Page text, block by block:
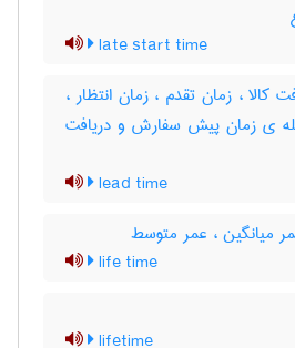
late start time
کالا ، زمان تقدم ، زمان انتظار ،
ی زمان پیش سفارش و دریافت
lead time
میانگین ، عمر متوسط
life time
lifetime